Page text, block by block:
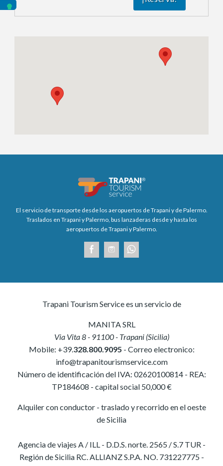
El servicio de transporte desde los aeropuertos de Trapani y de Palermo.
Traslados en Trapani y Palermo, bus lanzaderas desde y hasta los
aeropuertos de Trapani y Palermo.
Trapani Tourism Service es un servicio de
MANITA SRL
Via Vita 8- 91100- Trapani(Sicilia)
Mobile: +39.328.800.9095 - Correo electronico:
info@trapanitourismservice.com
Número de identificación del IVA: 02620100814- REA:
TP184608 - capital social 50,000 €
Alquiler con conductor - traslado y recorrido en el oeste
de Sicilia
Agencia de viajes A / ILL - D.D.S. norte. 2565 / S.7 TUR -
Región de Sicilia RC. ALLIANZ S.P.A. NO. 731227775 -